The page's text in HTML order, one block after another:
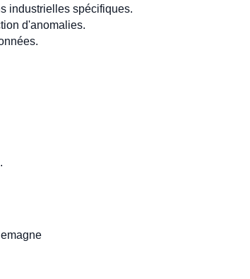
industrielles spécifiques.
d'anomalies.